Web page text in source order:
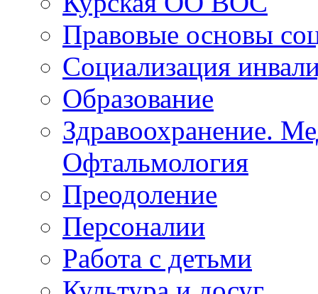
Курская ОО ВОС
Правовые основы
Социализация
Образование
Здравоохранение.
Офтальмология
Преодоление
Персоналии